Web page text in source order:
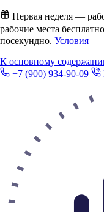
Первая неделя —
рабочие места
посекундно. Условия
К основному
+7 (900) 934-90-09